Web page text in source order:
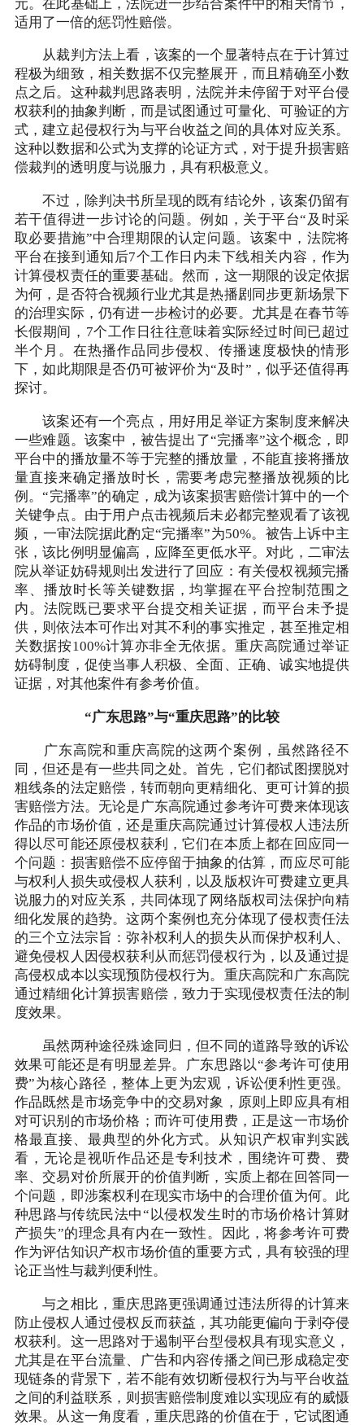
元。在此基础上，法院进一步结合案件中的相关情节，
适用了一倍的惩罚性赔偿。
从裁判方法上看，该案的一个显著特点在于计算过
程极为细致，相关数据不仅完整展开，而且精确至小数
点之后。这种裁判思路表明，法院并未停留于对平台侵
权获利的抽象判断，而是试图通过可量化、可验证的方
式，建立起侵权行为与平台收益之间的具体对应关系。
这种以数据和公式为支撑的论证方式，对于提升损害赔
偿裁判的透明度与说服力，具有积极意义。
不过，除判决书所呈现的既有结论外，该案仍留有
若干值得进一步讨论的问题。例如，关于平台“及时采
取必要措施”中合理期限的认定问题。该案中，法院将
平台在接到通知后7个工作日内未下线相关内容，作为
计算侵权责任的重要基础。然而，这一期限的设定依据
为何，是否符合视频行业尤其是热播剧同步更新场景下
的治理实际，仍有进一步检讨的必要。尤其是在春节等
长假期间，7个工作日往往意味着实际经过时间已超过
半个月。在热播作品同步侵权、传播速度极快的情形
下，如此期限是否仍可被评价为“及时”，似乎还值得再
探讨。
该案还有一个亮点，用好用足举证方案制度来解决
一些难题。该案中，被告提出了“完播率”这个概念，即
平台中的播放量不等于完整的播放量，不能直接将播放
量直接来确定播放时长，需要考虑完整播放视频的比
例。“完播率”的确定，成为该案损害赔偿计算中的一个
关键争点。由于用户点击视频后未必都完整观看了该视
频，一审法院据此酌定“完播率”为50%。被告上诉中主
张，该比例明显偏高，应降至更低水平。对此，二审法
院从举证妨碍规则出发进行了回应：有关侵权视频完播
率、播放时长等关键数据，均掌握在平台控制范围之
内。法院既已要求平台提交相关证据，而平台未予提
供，则依法本可作出对其不利的事实推定，甚至推定相
关数据按100%计算亦非全无依据。重庆高院通过举证
妨碍制度，促使当事人积极、全面、正确、诚实地提供
证据，对其他案件有参考价值。
“广东思路”与“重庆思路”的比较
广东高院和重庆高院的这两个案例，虽然路径不
同，但还是有一些共同之处。首先，它们都试图摆脱对
粗线条的法定赔偿，转而朝向更精细化、更可计算的损
害赔偿方法。无论是广东高院通过参考许可费来体现该
作品的市场价值，还是重庆高院通过计算侵权人违法所
得以尽可能还原侵权获利，它们在本质上都在回应同一
个问题：损害赔偿不应停留于抽象的估算，而应尽可能
与权利人损失或侵权人获利，以及版权许可费建立更具
说服力的对应关系，共同体现了网络版权司法保护向精
细化发展的趋势。这两个案例也充分体现了侵权责任法
的三个立法宗旨：弥补权利人的损失从而保护权利人、
避免侵权人因侵权获利从而惩罚侵权行为，以及通过提
高侵权成本以实现预防侵权行为。重庆高院和广东高院
通过精细化计算损害赔偿，致力于实现侵权责任法的制
度效果。
虽然两种途径殊途同归，但不同的道路导致的诉讼
效果可能还是有明显差异。广东思路以“参考许可使用
费”为核心路径，整体上更为宏观，诉讼便利性更强。
作品既然是市场竞争中的交易对象，原则上即应具有相
对可识别的市场价格；而许可使用费，正是这一市场价
格最直接、最典型的外化方式。从知识产权审判实践
看，无论是视听作品还是专利技术，围绕许可费、费
率、交易对价所展开的价值判断，实质上都在回答同一
个问题，即涉案权利在现实市场中的合理价值为何。此
种思路与传统民法中“以侵权发生时的市场价格计算财
产损失”的理念具有内在一致性。因此，将参考许可费
作为评估知识产权市场价值的重要方式，具有较强的理
论正当性与裁判便利性。
与之相比，重庆思路更强调通过违法所得的计算来
防止侵权人通过侵权反而获益，其功能更偏向于剥夺侵
权获利。这一思路对于遏制平台型侵权具有现实意义，
尤其是在平台流量、广告和内容传播之间已形成稳定变
现链条的背景下，若不能有效切断侵权行为与平台收益
之间的利益联系，则损害赔偿制度难以实现应有的威慑
效果。从这一角度看，重庆思路的价值在于，它试图通